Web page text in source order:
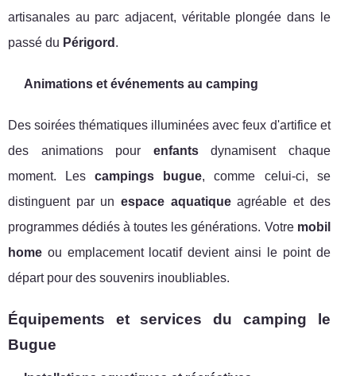
artisanales au parc adjacent, véritable plongée dans le
passé du Périgord .
Animations et événements au camping
Des soirées thématiques illuminées avec feux d'artifice et
des animations pour enfantsdynamisent chaque
moment. Lescampings bugue, comme celui-ci, se
distinguent par un espace aquatiqueagréable et des
programmes dédiés à toutes les générations. Votre mobil
home ou emplacement locatif devient ainsi le point de
départ pour des souvenirs inoubliables.
Équipements et services du camping le
Bugue